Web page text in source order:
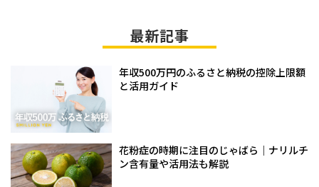
最新記事
年収500万円のふるさと納税の控除上限額
と活用ガイド
花粉症の時期に注目のじゃばら｜ナリルチ
ン含有量や活用法も解説